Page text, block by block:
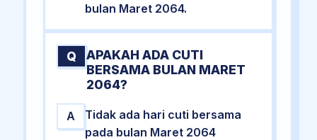
bulan Maret 2064.
Q
APAKAH ADA CUTI
BERSAMA BULAN MARET
2064?
A
Tidak ada hari cuti bersama
pada bulan Maret 2064